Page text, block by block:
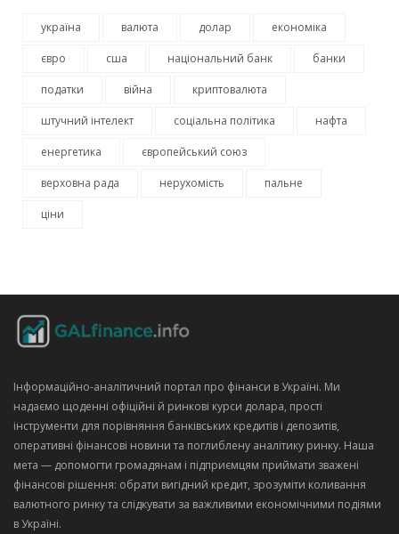
україна валюта долар економіка
євро сша національний банк банки
податки війна криптовалюта
штучний інтелект соціальна політика нафта
енергетика європейський союз
верховна рада нерухомість пальне
ціни
Інформаційно‑аналітичний портал про фінанси в Україні. Ми
надаємо щоденні офіційні й ринкові курси долара, прості
інструменти для порівняння банківських кредитів і депозитів,
оперативні фінансові новини та поглиблену аналітику ринку. Наша
мета — допомогти громадянам і підприємцям приймати зважені
фінансові рішення: обрати вигідний кредит, зрозуміти коливання
валютного ринку та слідкувати за важливими економічними подіями
в Україні.